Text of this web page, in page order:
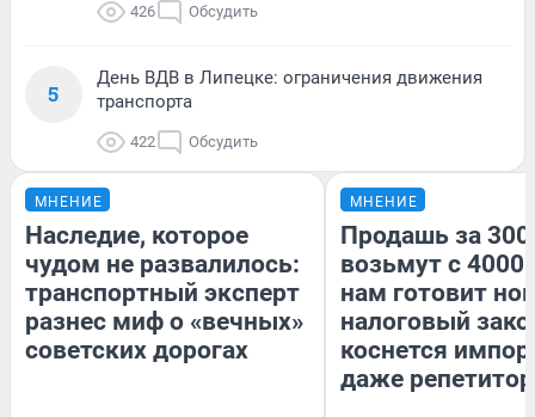
426 Обсудить
5
День ВДВ в Липецке: ограничения движения
транспорта
422 Обсудить
МНЕНИЕ
Наследие, которое
чудом не развалилось:
транспортный эксперт
разнес миф о «вечных»
советских дорогах
МНЕНИЕ
Продашь за
возьмут с
нам готовит
налоговый
коснется
даже